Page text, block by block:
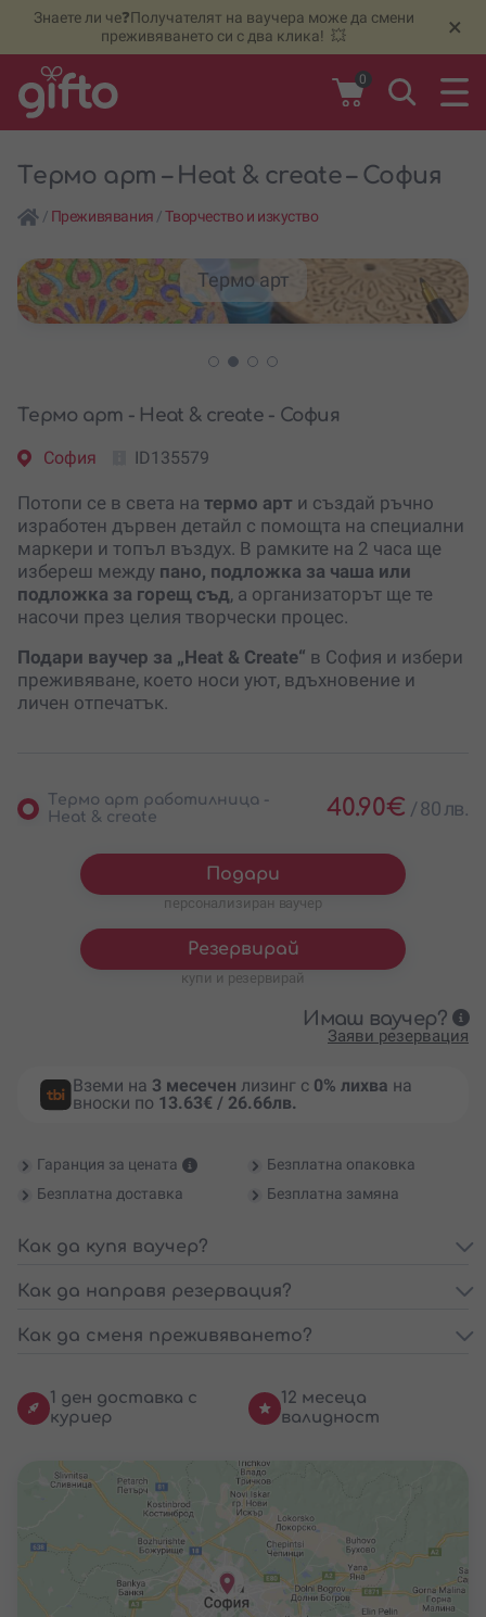
Знаете ли че❓Получателят на ваучера може да смени
преживяването си с два клика! 💥
×
0
Tермо арт – Heat & create – София
/ Преживявания /Творчество и изкуство
Термо арт
Tермо арт - Heat & create - София
София ID135579
Потопи се в света на термо арт и създай ръчно
изработен дървен детайл с помощта на специални
маркери и топъл въздух. В рамките на 2 часа ще
избереш между пано, подложка за чаша или
подложка за горещ съд, а организаторът ще те
насочи през целия творчески процес.
Подари ваучер за „Heat & Create“ в София и избери
преживяване, което носи уют, вдъхновение и
личен отпечатък.
Tермо арт работилница -
Heat & create
40.90€ /80 лв.
Подари
персонализиран ваучер
Резервирай
купи и резервирай
Имаш ваучер?
Заяви резервация
Вземи на 3 месечен лизинг с 0% лихва на
вноски по 13.63€ / 26.66лв.
Гаранция за цената
Безплатна опаковка
Безплатна доставка
Безплатна замяна
Как да купя ваучер?
Как да направя резервация?
Как да сменя преживяването?
1 ден доставка с
куриер
12 месеца
валидност